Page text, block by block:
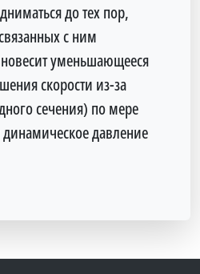
до тех пор,
с ним
уменьшающееся
скорости из-за
сечения) по мере
давление